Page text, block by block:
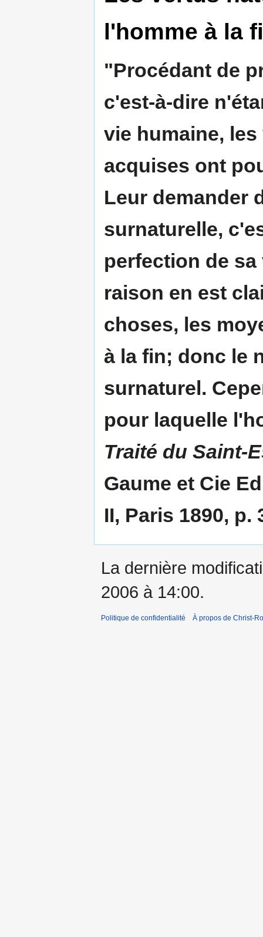
l'homme à la
"Procédant de
c'est-à-dire
vie humaine,
acquises ont
Leur demander
surnaturelle,
perfection de
raison en est
choses, les
à la fin; donc le
surnaturel.
pour laquelle
Traité du Saint-
Gaume et Cie
II, Paris 1890, p.
La dernière
2006 à 14:00.
Politique de confidentialité À propos de Christ-